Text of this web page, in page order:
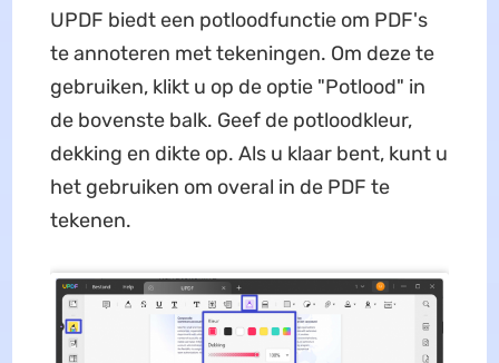
UPDF biedt een potloodfunctie om PDF's
te annoteren met tekeningen. Om deze te
gebruiken, klikt u op de optie "Potlood" in
de bovenste balk. Geef de potloodkleur,
dekking en dikte op. Als u klaar bent, kunt u
het gebruiken om overal in de PDF te
tekenen.